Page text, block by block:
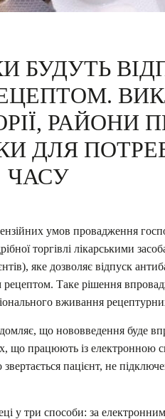
БУДУТЬ
РАЙОНИ
ДЛЯ
ЧАСУ
умов провадження
торгівлі лікарськими
яке дозволяє відпуск
рецептом. Таке рішення
вживання
що нововведення буде
що працюють із електронною
пацієнт, не
у три способи: за